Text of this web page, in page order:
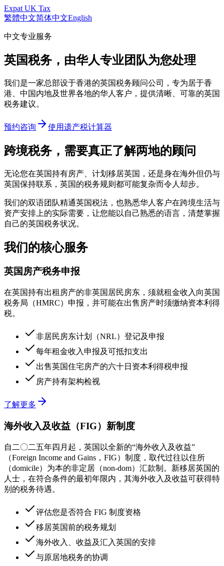
Expat UK Tax
繁體中文简体中文English
中文专业服务
英国税务，由华人专业团队为您处理
我们是一家总部设于香港的英国税务顾问公司，专为居于香
港、中国内地及世界各地的华人客户，提供清晰、可靠的英国
税务建议。
预约咨询 使用遗产税计算器
跨境税务，需要真正了解两地的顾问
无论您在英国持有房产、计划移居英国，还是身在海外但仍与
英国保持联系，英国的税务规则都可能复杂而令人却步。
我们的双语团队精通英国税法，也熟悉华人客户在跨境生活与
资产安排上的实际需要，让您能以自己熟悉的语言，清楚掌握
自己的英国税务状况。
我们的核心服务
英国房产税务申报
在英国持有出租房产的非英国居民房东，须就租金收入向英国
税务局（HMRC）申报，并可能在出售房产时须缴纳资本利得
税。
非居民房东计划（NRL）登记及申报
每年租金收入申报及可抵扣支出
出售英国住宅房产的六十日资本利得税申报
房产持有架构检视
了解更多
海外收入及收益（FIG）新制度
自二〇二五年四月起，英国以全新的“海外收入及收益”
（Foreign Income and Gains，FIG）制度，取代过往以住所
（domicile）为本的非定居（non-dom）汇款制。新移居英国的
人士，在符合条件的最初年限内，其海外收入及收益可获得特
别的税务待遇。
评估您是否符合 FIG 制度资格
移居英国前的税务规划
海外收入、收益及汇入英国的安排
与原居地税务的协调